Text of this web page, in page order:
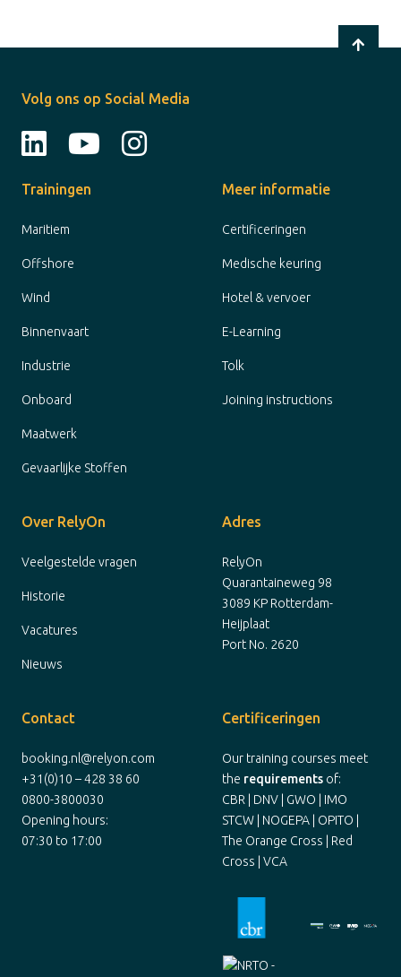
Volg ons op Social Media
Trainingen
Maritiem
Offshore
Wind
Binnenvaart
Industrie
Onboard
Maatwerk
Gevaarlijke Stoffen
Meer informatie
Certificeringen
Medische keuring
Hotel & vervoer
E-Learning
Tolk
Joining instructions
Over RelyOn
Veelgestelde vragen
Historie
Vacatures
Nieuws
Adres
RelyOn
Quarantaineweg 98
3089 KP Rotterdam-
Heijplaat
Port No. 2620
Contact
booking.nl@relyon.com
+31(0)10 – 428 38 60
0800-3800030
Opening hours:
07:30 to 17:00
Certificeringen
Our training courses meet
the requirements of:
CBR | DNV | GWO | IMO
STCW | NOGEPA | OPITO |
The Orange Cross | Red
Cross | VCA